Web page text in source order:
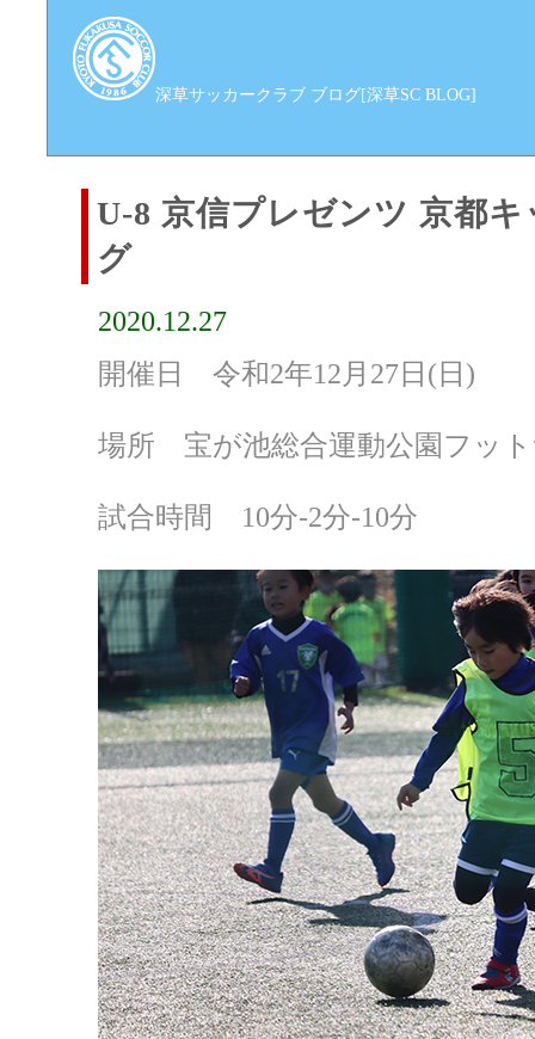
深草サッカークラブ ブログ[深草SC BLOG]
U-8 京信プレゼンツ 京都
グ
2020.12.27
開催日 令和2年12月27日(日)
場所 宝が池総合運動公園フッ
試合時間 10分‐2分‐10分